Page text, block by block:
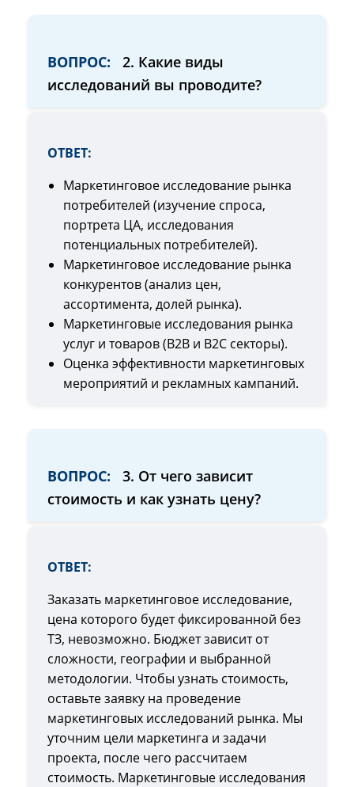
ВОПРОС:
2. Какие виды
исследований вы проводите?
ОТВЕТ:
Маркетинговое исследование рынка
потребителей (изучение спроса,
портрета ЦА, исследования
потенциальных потребителей).
Маркетинговое исследование рынка
конкурентов (анализ цен,
ассортимента, долей рынка).
Маркетинговые исследования рынка
услуг и товаров (B2B и B2C секторы).
Оценка эффективности маркетинговых
мероприятий и рекламных кампаний.
ВОПРОС:
3. От чего зависит
стоимость и как узнать цену?
ОТВЕТ:
Заказать маркетинговое исследование,
цена которого будет фиксированной без
ТЗ, невозможно. Бюджет зависит от
сложности, географии и выбранной
методологии. Чтобы узнать стоимость,
оставьте заявку на проведение
маркетинговых исследований рынка. Мы
уточним цели маркетинга и задачи
проекта, после чего рассчитаем
стоимость. Маркетинговые исследования